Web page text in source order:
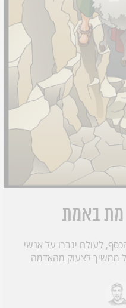
מת באמת
לעולם יגברו על אנשי
ממשיך לצעוק מהאדמה